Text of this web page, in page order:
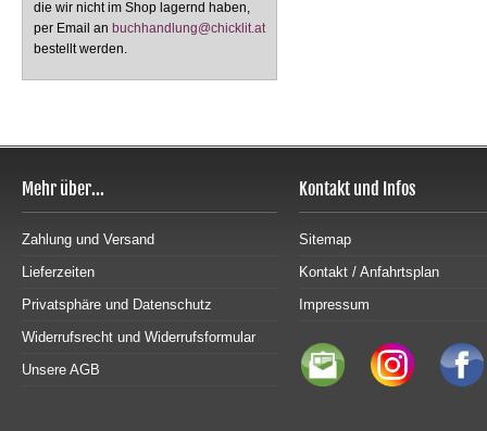
die wir nicht im Shop lagernd haben,
per Email an buchhandlung@chicklit.at
bestellt werden.
Mehr über...
Zahlung und Versand
Lieferzeiten
Privatsphäre und Datenschutz
Widerrufsrecht und Widerrufsformular
Unsere AGB
Kontakt und Infos
Sitemap
Kontakt / Anfahrtsplan
Impressum